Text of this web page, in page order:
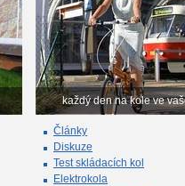
každý den na kole ve
Články
Diskuze
Test skládacích kol
Elektrokola